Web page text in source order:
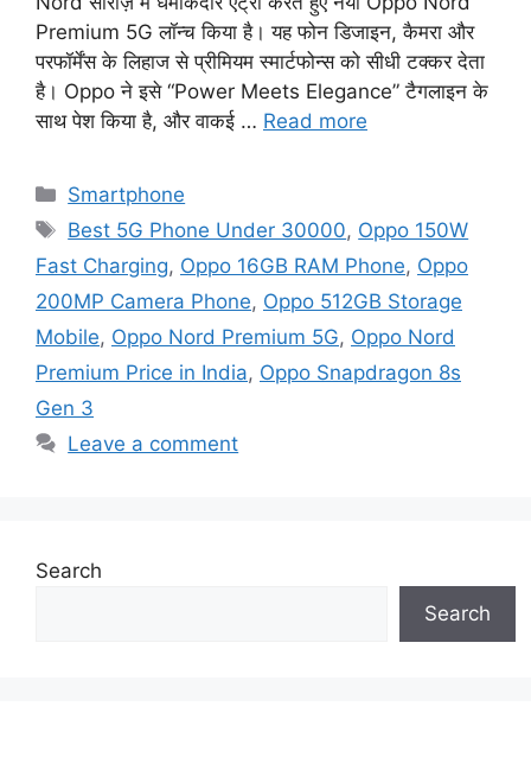
Premium 5G लॉन्च किया है। यह फोन डिजाइन, कैमरा और
परफॉर्मेंस के लिहाज से प्रीमियम स्मार्टफोन्स को सीधी टक्कर देता
है। Oppo ने इसे “Power Meets Elegance” टैगलाइन के
साथ पेश किया है, और वाकई … Read more
Categories
Smartphone
Tags
Best 5G Phone Under 30000, Oppo 150W
Fast Charging, Oppo 16GB RAM Phone, Oppo
200MP Camera Phone, Oppo 512GB Storage
Mobile, Oppo Nord Premium 5G, Oppo Nord
Premium Price in India, Oppo Snapdragon 8s
Gen 3
Leave a comment
Search
Search